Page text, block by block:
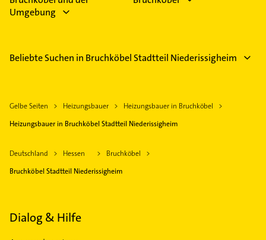
Umgebung
Beliebte Suchen in Bruchköbel Stadtteil Niederissigheim
Gelbe Seiten Heizungsbauer
Heizungsbauer in Bruchköbel
Heizungsbauer in Bruchköbel Stadtteil Niederissigheim
Deutschland Hessen
Bruchköbel
Bruchköbel Stadtteil Niederissigheim
Dialog & Hilfe